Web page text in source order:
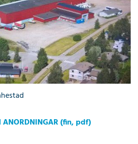
ANORDNINGAR (fin, pdf)